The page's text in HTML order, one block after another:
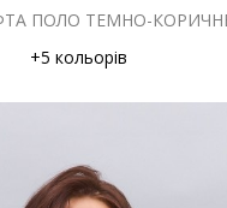
+5 кольорів